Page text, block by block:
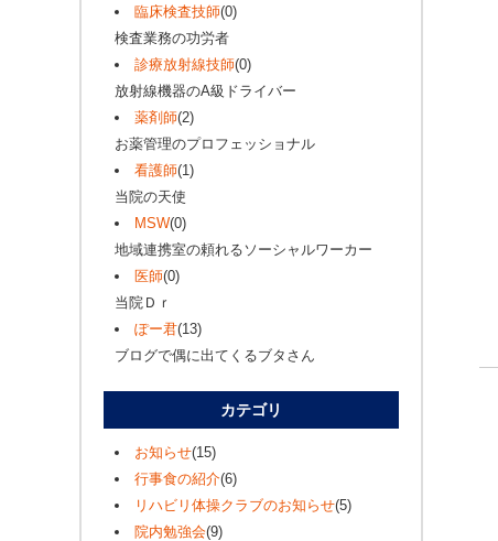
臨床検査技師(0)
検査業務の功労者
診療放射線技師(0)
放射線機器のA級ドライバー
薬剤師(2)
お薬管理のプロフェッショナル
看護師(1)
当院の天使
MSW(0)
地域連携室の頼れるソーシャルワーカー
医師(0)
当院Ｄｒ
ぽー君(13)
ブログで偶に出てくるブタさん
カテゴリ
お知らせ(15)
行事食の紹介(6)
リハビリ体操クラブのお知らせ(5)
院内勉強会(9)